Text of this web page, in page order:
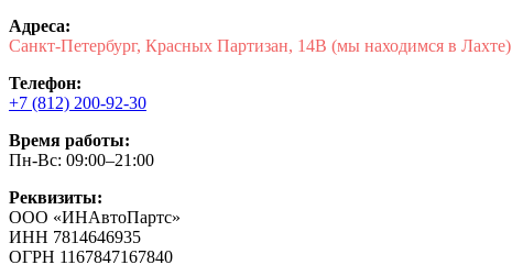
Адреса:
Санкт-Петербург, Красных Партизан, 14В (мы находимся в Лахте)
Телефон:
+7 (812) 200-92-30
Время работы:
Пн-Вс: 09:00–21:00
Реквизиты:
ООО «ИНАвтоПартс»
ИНН 7814646935
ОГРН 1167847167840